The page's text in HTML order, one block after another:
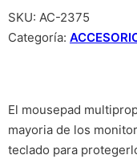
SKU: AC-2375
Categoría:
El mousepad
mayoria de los
teclado para